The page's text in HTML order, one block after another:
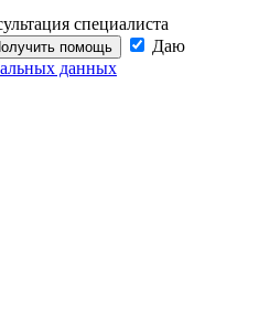
специалиста
помощь
Даю
данных